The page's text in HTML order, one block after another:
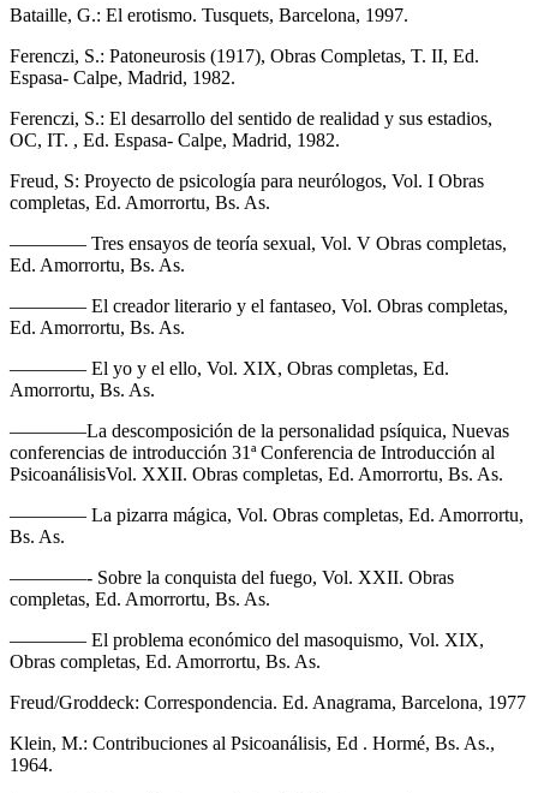
Bataille, G.: El erotismo. Tusquets, Barcelona, 1997.
Ferenczi, S.: Patoneurosis (1917), Obras Completas, T. II, Ed.
Espasa- Calpe, Madrid, 1982.
Ferenczi, S.: El desarrollo del sentido de realidad y sus estadios,
OC, IT. , Ed. Espasa- Calpe, Madrid, 1982.
Freud, S: Proyecto de psicología para neurólogos, Vol. I Obras
completas, Ed. Amorrortu, Bs. As.
———— Tres ensayos de teoría sexual, Vol. V Obras completas,
Ed. Amorrortu, Bs. As.
———— El creador literario y el fantaseo, Vol. Obras completas,
Ed. Amorrortu, Bs. As.
———— El yo y el ello, Vol. XIX, Obras completas, Ed.
Amorrortu, Bs. As.
————La descomposición de la personalidad psíquica, Nuevas
conferencias de introducción 31ª Conferencia de Introducción al
PsicoanálisisVol. XXII. Obras completas, Ed. Amorrortu, Bs. As.
———— La pizarra mágica, Vol. Obras completas, Ed. Amorrortu,
Bs. As.
————- Sobre la conquista del fuego, Vol. XXII. Obras
completas, Ed. Amorrortu, Bs. As.
———— El problema económico del masoquismo, Vol. XIX,
Obras completas, Ed. Amorrortu, Bs. As.
Freud/Groddeck: Correspondencia. Ed. Anagrama, Barcelona, 1977
Klein, M.: Contribuciones al Psicoanálisis, Ed . Hormé, Bs. As.,
1964.